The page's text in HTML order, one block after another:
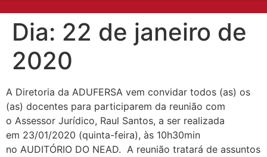
Dia: 22 de janeiro de
2020
A Diretoria da ADUFERSA vem convidar todos (as) os
(as) docentes para participarem da reunião com
o Assessor Jurídico, Raul Santos, a ser realizada
em 23/01/2020 (quinta-feira), às 10h30min
no AUDITÓRIO DO NEAD. A reunião tratará de assuntos